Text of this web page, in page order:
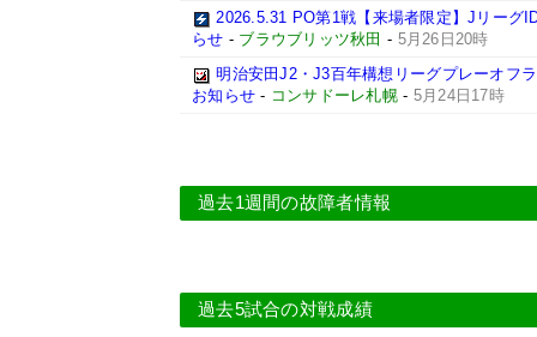
2026.5.31 PO第1戦【来場者限定】Jリーグ
らせ - ブラウブリッツ秋田 - 5月26日20時
明治安田J2・J3百年構想リーグプレーオフ
お知らせ - コンサドーレ札幌 - 5月24日17時
過去1週間の故障者情報
過去5試合の対戦成績